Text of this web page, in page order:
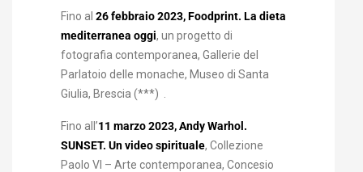
Fino al 26 febbraio 2023, Foodprint. La dieta
mediterranea oggi, un progetto di
fotografia contemporanea, Gallerie del
Parlatoio delle monache, Museo di Santa
Giulia, Brescia (***) .
Fino all’11 marzo 2023, Andy Warhol.
SUNSET. Un video spirituale, Collezione
Paolo VI – Arte contemporanea, Concesio